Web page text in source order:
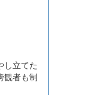
し立てた
観者も制